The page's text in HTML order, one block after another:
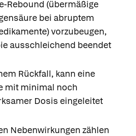
Rebound (übermäßige
bei abruptem
vorzubeugen,
ausschleichend beendet
Rückfall, kann eine
mit minimal noch
Dosis eingeleitet
Nebenwirkungen zählen